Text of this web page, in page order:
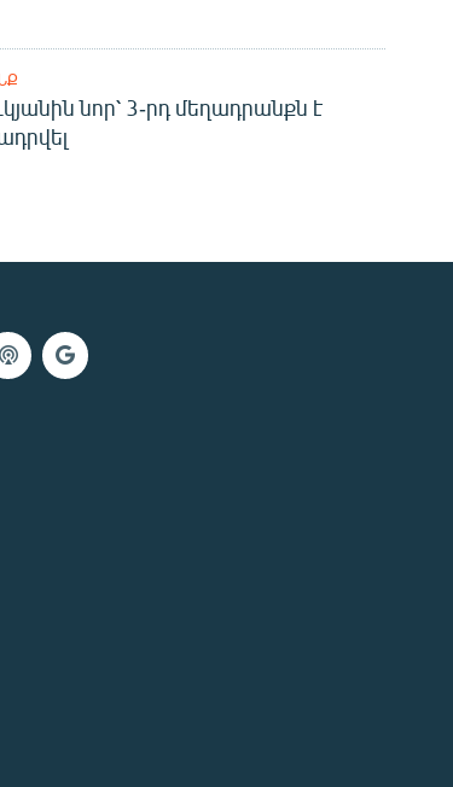
նոր՝ 3-րդ մեղադրանքն է